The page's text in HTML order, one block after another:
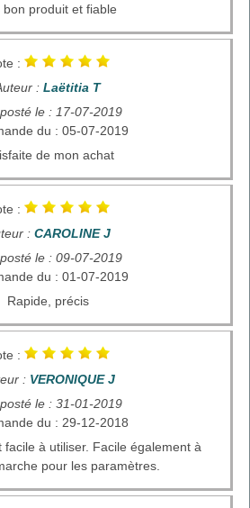
bon produit et fiable
:
: Laëtitia T
le : 17-07-2019
du : 05-07-2019
de mon achat
:
: CAROLINE J
le : 09-07-2019
du : 01-07-2019
Rapide, précis
:
: VERONIQUE J
le : 31-01-2019
du : 29-12-2018
à utiliser. Facile également à
pour les paramètres.